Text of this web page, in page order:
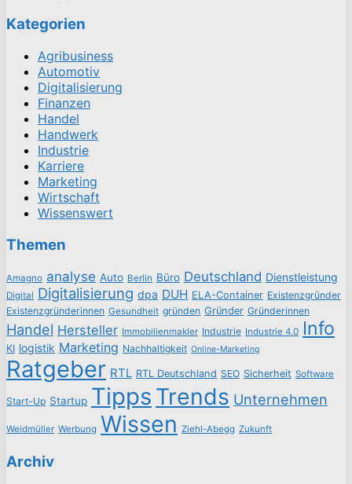
Kategorien
Agribusiness
Automotiv
Digitalisierung
Finanzen
Handel
Handwerk
Industrie
Karriere
Marketing
Wirtschaft
Wissenswert
Themen
Amagno analyse Auto Berlin Büro Deutschland Dienstleistung
Digital Digitalisierung dpa DUH ELA-Container Existenzgründer
Existenzgründerinnen Gesundheit gründen Gründer Gründerinnen
Handel Hersteller Immobilienmakler Industrie Industrie 4.0 Info
KI logistik Marketing Nachhaltigkeit Online-Marketing
Ratgeber RTL RTL Deutschland SEO Sicherheit Software
Start-Up Startup Tipps Trends Unternehmen
Weidmüller Werbung Wissen Ziehl-Abegg Zukunft
Archiv